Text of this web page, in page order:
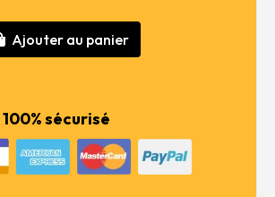
était :
39,99 €.
est :
31,99 €.
Ajouter au panier
sécurisé